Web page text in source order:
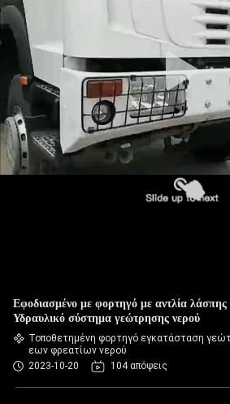
Εφοδιασμένο με φορτηγό με αντλία
Υδραυλικό σύστημα γεώτρησης νερού
Τοποθετημένη φορτηγό εγκατάσταση
εων φρεατίων νερού
2023-10-20
104 απόψεις